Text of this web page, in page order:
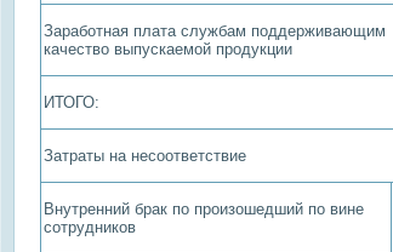
Заработная плата службам поддерживающим
качество выпускаемой продукции
ИТОГО:
Затраты на несоответствие
Внутренний брак по произошедший по вине
сотрудников